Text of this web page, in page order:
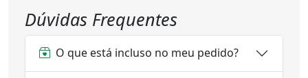
Dúvidas Frequentes
O que está incluso no meu pedido?